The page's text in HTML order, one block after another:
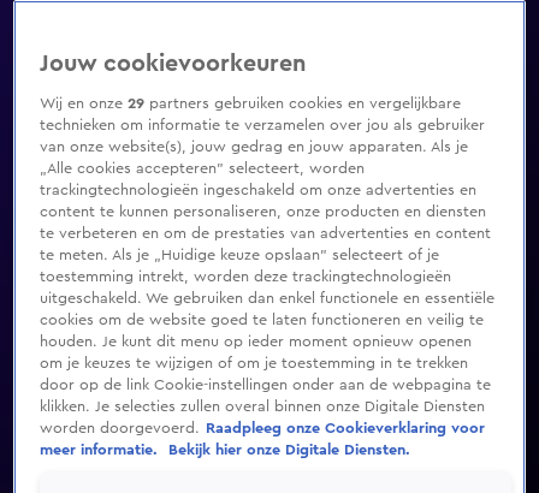
Jouw cookievoorkeuren
Wij en onze29 partners gebruiken cookies en vergelijkbare
technieken om informatie te verzamelen over jou als gebruiker
van onze website(s), jouw gedrag en jouw apparaten. Als je
„Alle cookies accepteren” selecteert, worden
trackingtechnologieën ingeschakeld om onze advertenties en
content te kunnen personaliseren, onze producten en diensten
te verbeteren en om de prestaties van advertenties en content
te meten. Als je „Huidige keuze opslaan” selecteert of je
toestemming intrekt, worden deze trackingtechnologieën
uitgeschakeld. We gebruiken dan enkel functionele en essentiële
cookies om de website goed te laten functioneren en veilig te
houden. Je kunt dit menu op ieder moment opnieuw openen
om je keuzes te wijzigen of om je toestemming in te trekken
door op de link Cookie-instellingen onder aan de webpagina te
klikken. Je selecties zullen overal binnen onze Digitale Diensten
worden doorgevoerd.
Raadpleeg onze Cookieverklaring voor
meer informatie.
Bekijk hier onze Digitale Diensten.